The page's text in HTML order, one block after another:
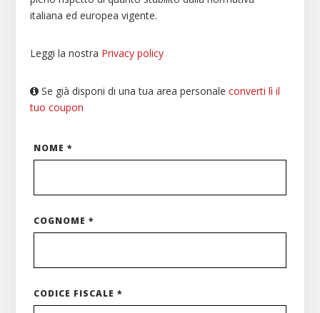
italiana ed europea vigente.
Leggi la nostra Privacy policy
Se già disponi di una tua area personaleconverti lì il
tuo coupon
NOME *
COGNOME *
CODICE FISCALE *